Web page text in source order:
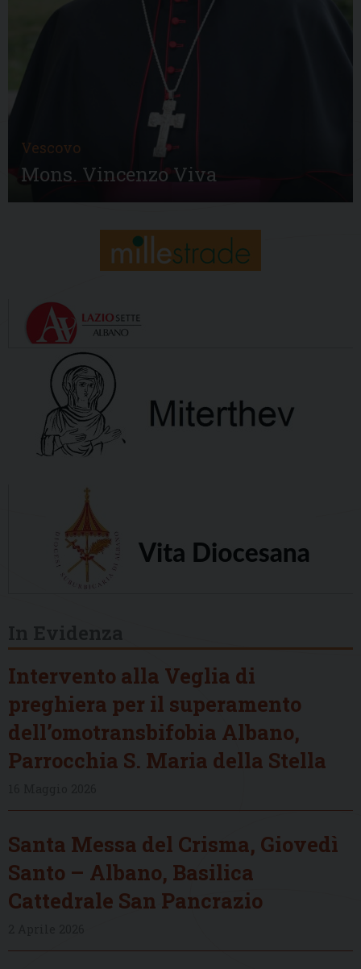
Vescovo
Mons. Vincenzo Viva
Intervento alla Veglia di
preghiera per il superamento
dell’omotransbifobia Albano,
Parrocchia S. Maria della Stella
Santa Messa del Crisma, Giovedì
Santo – Albano, Basilica
Cattedrale San Pancrazio